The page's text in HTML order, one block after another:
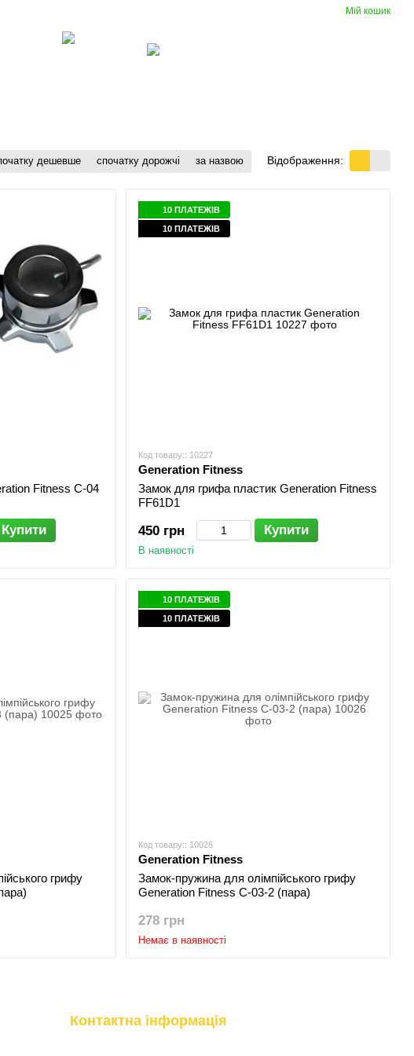
Мій кошик
дешевше спочатку дорожчі за назвою Відображення:
Fitness C-04
Купити
10 ПЛАТЕЖІВ
10 ПЛАТЕЖІВ
Код товару:: 10227
Generation Fitness
Замок для грифа пластик Generation Fitness
FF61D1
450 грн Купити
В наявності
грифу
10 ПЛАТЕЖІВ
10 ПЛАТЕЖІВ
Код товару:: 10026
Generation Fitness
Замок-пружина для олімпійського грифу
Generation Fitness C-03-2 (пара)
278 грн
Немає в наявності
Контактна інформація